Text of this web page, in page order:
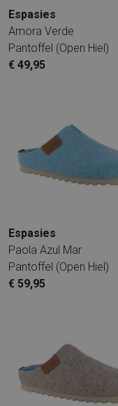
Espasies
Amora Verde
Pantoffel (open Hiel)
€ 49,95
Espasies
Paola Azul Mar
Pantoffel (open Hiel)
€ 59,95